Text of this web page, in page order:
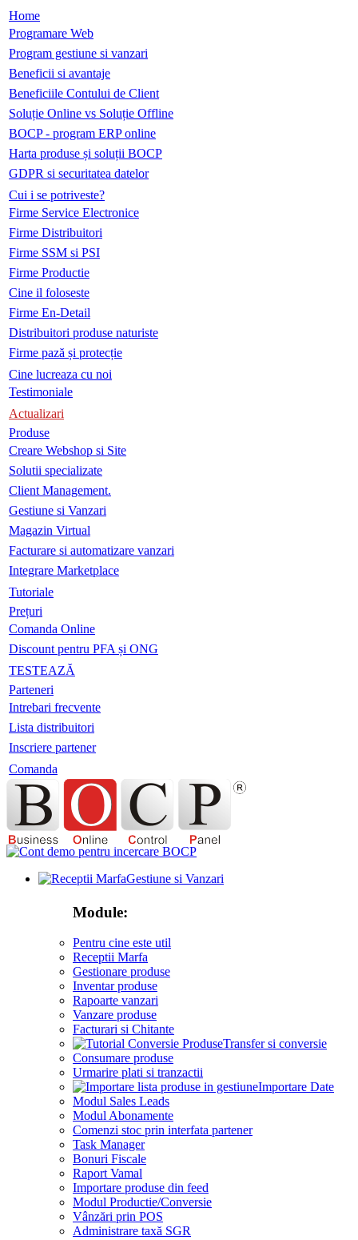
Home
Programare Web
Program gestiune si vanzari
Beneficii si avantaje
Beneficiile Contului de Client
Soluție Online vs Soluție Offline
BOCP - program ERP online
Harta produse și soluții BOCP
GDPR si securitatea datelor
Cui i se potriveste?
Firme Service Electronice
Firme Distribuitori
Firme SSM si PSI
Firme Productie
Cine il foloseste
Firme En-Detail
Distribuitori produse naturiste
Firme pază și protecție
Cine lucreaza cu noi
Testimoniale
Actualizari
Produse
Creare Webshop si Site
Solutii specializate
Client Management.
Gestiune si Vanzari
Magazin Virtual
Facturare si automatizare vanzari
Integrare Marketplace
Tutoriale
Prețuri
Comanda Online
Discount pentru PFA și ONG
TESTEAZĂ
Parteneri
Intrebari frecvente
Lista distribuitori
Inscriere partener
Comanda
Gestiune si Vanzari
Module:
Pentru cine este util
Receptii Marfa
Gestionare produse
Inventar produse
Rapoarte vanzari
Vanzare produse
Facturari si Chitante
Transfer si conversie
Consumare produse
Urmarire plati si tranzactii
Importare Date
Modul Sales Leads
Modul Abonamente
Comenzi stoc prin interfata partener
Task Manager
Bonuri Fiscale
Raport Vamal
Importare produse din feed
Modul Productie/Conversie
Vânzări prin POS
Administrare taxă SGR